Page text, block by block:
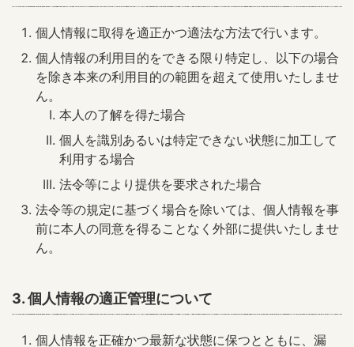
個人情報に取得を適正かつ適法な方法で行います。
個人情報の利用目的をできる限り特定し、以下の場合
を除き本来の利用目的の範囲を超えて使用いたしませ
ん。
本人の了解を得た場合
個人を識別あるいは特定できない状態に加工して
利用する場合
法令等により提供を要求された場合
法令等の規定に基づく場合を除いては、個人情報を事
前に本人の同意を得ることなく外部に提供いたしませ
ん。
3. 個人情報の適正管理について
個人情報を正確かつ最新な状態に保つとともに、漏